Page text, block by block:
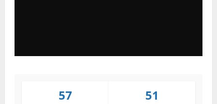
57 51